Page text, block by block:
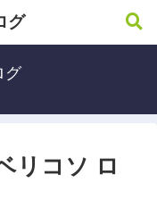
グ
リコソ ロ
グ